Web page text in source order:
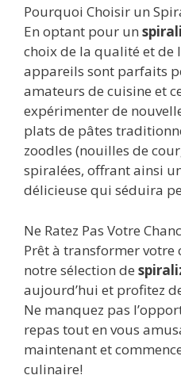
Pourquoi Choisir un
En optant pour un
choix de la qualité et de
appareils sont parfaits
amateurs de cuisine et
expérimenter de
plats de pâtes
zoodles (nouilles de
spiralées, offrant ainsi
délicieuse qui séduira
Ne Ratez Pas Votre
Prêt à transformer votre
notre sélection de
aujourd’hui et profitez
Ne manquez pas
repas tout en vous
maintenant et
culinaire!